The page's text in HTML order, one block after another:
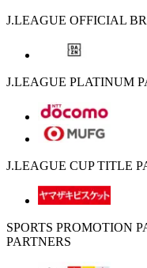
J.LEAGUE OFFICIAL
J.LEAGUE PLATINUM
J.LEAGUE CUP TITLE
SPORTS PROMOTION
PARTNERS